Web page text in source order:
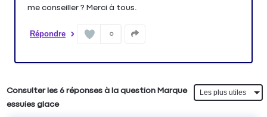
me conseiller ? Merci à tous.
Répondre 0
Consulter les 6 réponses à la question Marque
essuies glace